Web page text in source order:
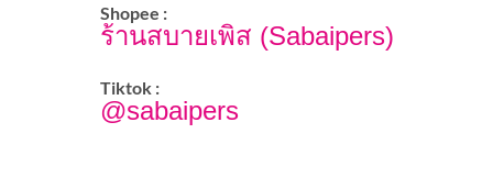
Shopee :
ร้านสบายเพิส (Sabaipers)
Tiktok :
@sabaipers